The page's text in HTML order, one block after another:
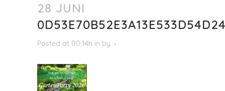
28 JUNI
Posted at 00:14h in by